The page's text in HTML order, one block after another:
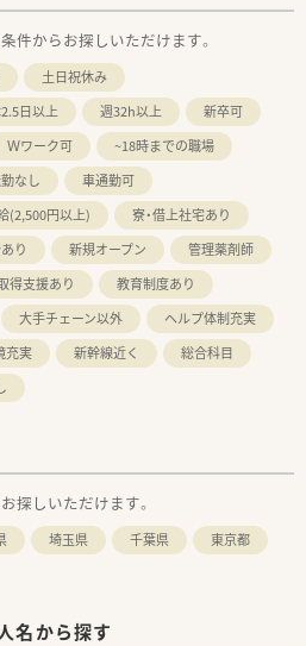
研修（マネジメント、財務など）ブロッ
力）、接遇研修、病院研修、
）研修、ライブ研修（インターネ
います
たフォローアップ研修あり！最初だけ
があるのは安心ですね
の心得やコミュニケーションスキルがあ
し、常に時代に即した薬学的ケアが実践
指導的役割を果たせるレベル。または
康保持増進を支援できること
分野における知識と技能を有し研究活
件からお探しいただけます。
土日祝休み
日以上 週32h以上
新卒可
Ｗワーク可
~18時までの職場
なし
車通勤可
(2,500円以上)
寮・借上社宅あり
り 新規オープン
管理薬剤師
得支援あり
教育制度あり
大手チェーン以外
ヘルプ体制充実
充実 新幹線近く
総合科目
探しいただけます。
埼玉県 千葉県
東京都
名から探す